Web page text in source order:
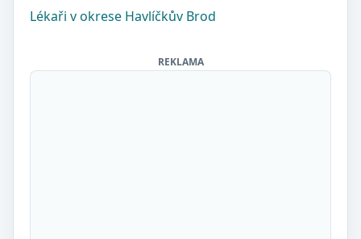
Lékaři v okrese Havlíčkův Brod
REKLAMA